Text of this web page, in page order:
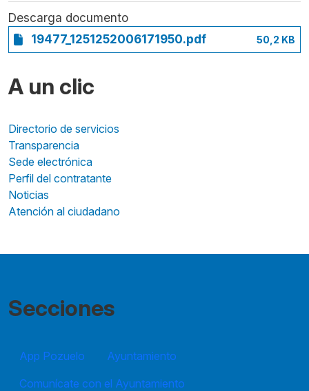
Descarga documento
19477_1251252006171950.pdf
50,2 KB
A un clic
Directorio de servicios
Transparencia
Sede electrónica
Perfil del contratante
Noticias
Atención al ciudadano
Secciones
App Pozuelo
Ayuntamiento
Comunícate con el Ayuntamiento